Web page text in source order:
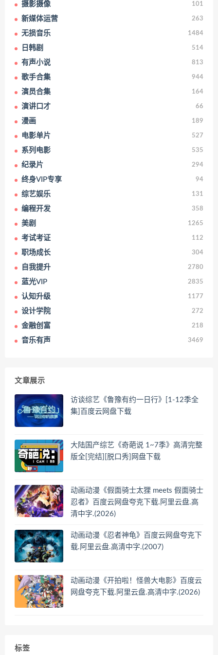
摄影摄像 101
新媒体运营 263
无损音乐 1484
日韩剧 514
有声小说 813
歌手合集 944
演员合集 164
演讲口才 66
漫画 189
电影单片 527
系列电影 535
纪录片 294
终身VIP专享 94
综艺娱乐 131
编程开发 358
美剧 1265
考试考证 112
职场成长 304
自我提升 2780
蓝光VIP 2835
认知升级 1177
设计学院 272
金融创富 218
音乐有声 3469
文章展示
访谈综艺《鲁豫有约一日行》[1-12季全
集]百度云网盘下载
大陆国产综艺《奇葩说 1~7季》高清完整
版全[完结][脱口秀]网盘下载
动画动漫《假面骑士太狸 meets 假面骑士
忍者》百度云网盘夸克下载.阿里云盘.高
清中字.(2026)
动画动漫《忍者神龟》百度云网盘夸克下
载.阿里云盘.高清中字.(2007)
动画动漫《开拍啦！怪兽大电影》百度云
网盘夸克下载.阿里云盘.高清中字.(2026)
标签